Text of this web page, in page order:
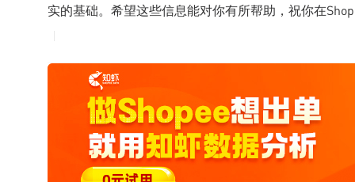
实的基础。希望这些信息能对你有所帮助，祝你在